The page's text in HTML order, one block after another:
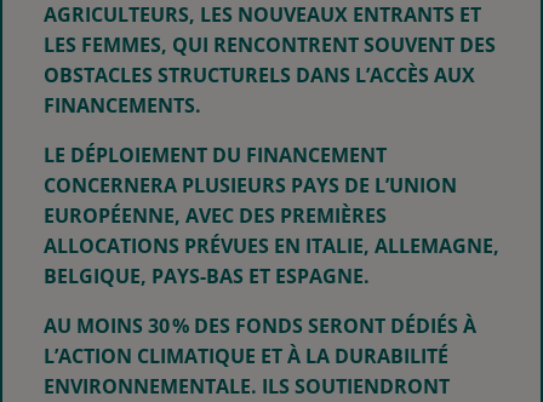
AGRICULTEURS, LES NOUVEAUX ENTRANTS ET
LES FEMMES, QUI RENCONTRENT SOUVENT DES
OBSTACLES STRUCTURELS DANS L’ACCÈS AUX
FINANCEMENTS.
LE DÉPLOIEMENT DU FINANCEMENT
CONCERNERA PLUSIEURS PAYS DE L’UNION
EUROPÉENNE, AVEC DES PREMIÈRES
ALLOCATIONS PRÉVUES EN ITALIE, ALLEMAGNE,
BELGIQUE, PAYS-BAS ET ESPAGNE.
AU MOINS 30 % DES FONDS SERONT DÉDIÉS À
L’ACTION CLIMATIQUE ET À LA DURABILITÉ
ENVIRONNEMENTALE. ILS SOUTIENDRONT